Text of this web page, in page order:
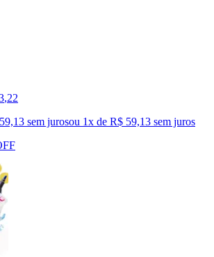
,22
sem jurosou 1x de R$ 59,13 sem juros